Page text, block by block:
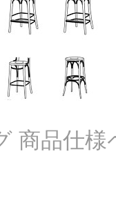
商品仕様